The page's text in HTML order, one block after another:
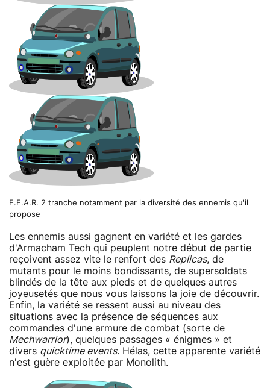
F.E.A.R. 2 tranche notamment par la diversité des ennemis qu'il
propose
Les ennemis aussi gagnent en variété et les gardes
d'Armacham Tech qui peuplent notre début de partie
reçoivent assez vite le renfort des Replicas, de
mutants pour le moins bondissants, de supersoldats
blindés de la tête aux pieds et de quelques autres
joyeusetés que nous vous laissons la joie de découvrir.
Enfin, la variété se ressent aussi au niveau des
situations avec la présence de séquences aux
commandes d'une armure de combat (sorte de
Mechwarrior), quelques passages « énigmes » et
divers quicktime events. Hélas, cette apparente variété
n'est guère exploitée par Monolith.